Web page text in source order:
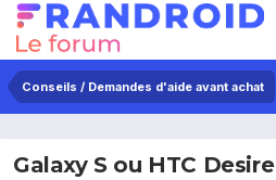
Conseils / Demandes d'aide avant achat
Galaxy S ou HTC Desire